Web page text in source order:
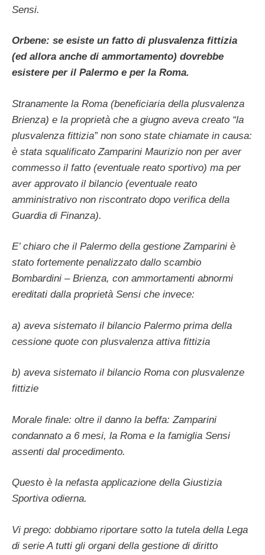
Sensi.
Orbene: se esiste un fatto di plusvalenza fittizia
(ed allora anche di ammortamento) dovrebbe
esistere per il Palermo e per la Roma.
Stranamente la Roma (beneficiaria della plusvalenza
Brienza) e la proprietà che a giugno aveva creato “la
plusvalenza fittizia” non sono state chiamate in causa:
è stata squalificato Zamparini Maurizio non per aver
commesso il fatto (eventuale reato sportivo) ma per
aver approvato il bilancio (eventuale reato
amministrativo non riscontrato dopo verifica della
Guardia di Finanza).
E’ chiaro che il Palermo della gestione Zamparini è
stato fortemente penalizzato dallo scambio
Bombardini – Brienza, con ammortamenti abnormi
ereditati dalla proprietà Sensi che invece:
a) aveva sistemato il bilancio Palermo prima della
cessione quote con plusvalenza attiva fittizia
b) aveva sistemato il bilancio Roma con plusvalenze
fittizie
Morale finale: oltre il danno la beffa: Zamparini
condannato a 6 mesi, la Roma e la famiglia Sensi
assenti dal procedimento.
Questo è la nefasta applicazione della Giustizia
Sportiva odierna.
Vi prego: dobbiamo riportare sotto la tutela della Lega
di serie A tutti gli organi della gestione di diritto